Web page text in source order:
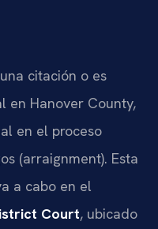
citación o es
en Hanover County,
en el proceso
(arraignment). Esta
a cabo en el
Court, ubicado